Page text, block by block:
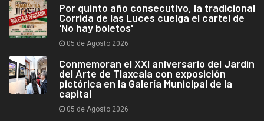
Por quinto año consecutivo, la tradicional
Corrida de las Luces cuelga el cartel de
'No hay boletos'
05 de Agosto 2026
Conmemoran el XXI aniversario del Jardín
del Arte de Tlaxcala con exposición
pictórica en la Galería Municipal de la
capital
05 de Agosto 2026